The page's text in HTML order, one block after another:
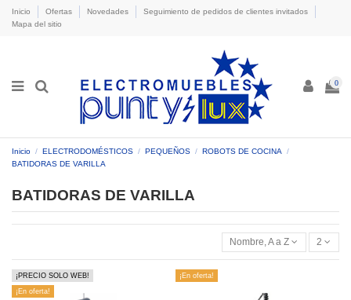
Inicio Ofertas Novedades
Seguimiento de pedidos de clientes invitados
Mapa del sitio
0
Inicio ELECTRODOMÉSTICOS PEQUEÑOS
ROBOTS DE COCINA
BATIDORAS DE VARILLA
BATIDORAS DE VARILLA
Nombre, A a Z 2
¡PRECIO SOLO WEB!
¡En oferta!
¡En oferta!